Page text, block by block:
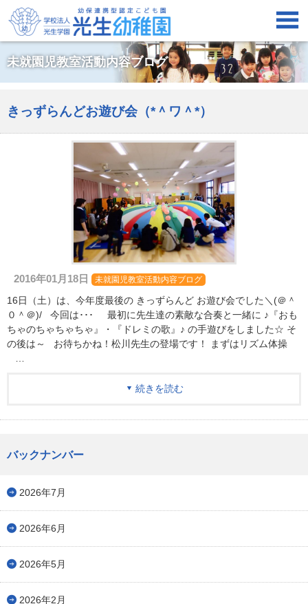

未就園児教室活動内容ブログ
きっずらんどお遊び会（*＾ワ＾*）
2016年01月18日 未就園児教室活動内容ブログ
16日（土）は、今年度最後の きっずらんど お遊び会でした＼(＠＾
０＾＠)/ 今回は･･･ 最初に先生達の素敵な合奏と一緒に ♪『おも
ちゃのちゃちゃちゃ』・『ドレミの歌』♪ の手遊びをしました☆ そ
の後は～ お待ちかね！松川先生の登場です！ まずはリズム体操
続きを読む
バックナンバー
2026年7月
2026年6月
2026年5月
2026年2月